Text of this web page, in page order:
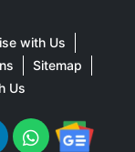
with Us
Sitemap
Us